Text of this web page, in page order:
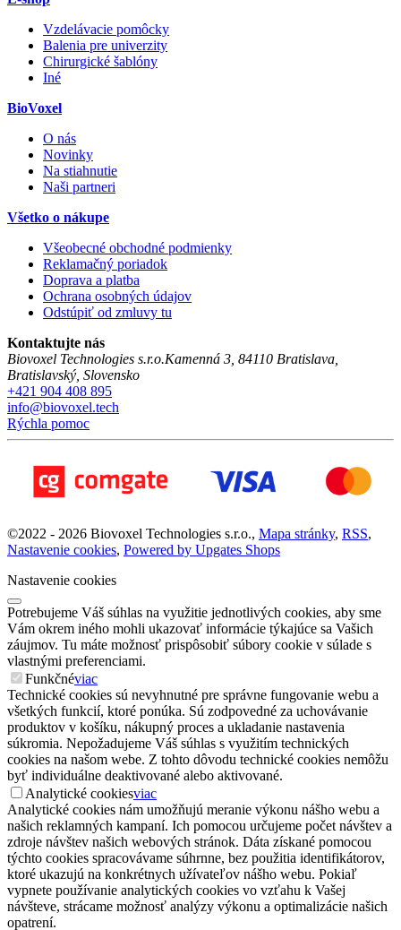
Vzdelávacie pomôcky
Balenia pre univerzity
Chirurgické šablóny
Iné
BioVoxel
O nás
Novinky
Na stiahnutie
Naši partneri
Všetko o nákupe
Všeobecné obchodné podmienky
Reklamačný poriadok
Doprava a platba
Ochrana osobných údajov
Odstúpiť od zmluvy tu
Kontaktujte nás
Biovoxel Technologies s.r.o.Kamenná 3 84110 Bratislava
Bratislavský Slovensko
+421 904 408 895
info@biovoxel.tech
Rýchla pomoc
©2022 - 2026 Biovoxel Technologies s.r.o., Mapa stránky, RSS,
Nastavenie cookies, Powered by Upgates Shops
Nastavenie cookies
Potrebujeme Váš súhlas na využitie jednotlivých cookies, aby sme
Vám okrem iného mohli ukazovať informácie týkajúce sa Vašich
záujmov. Tu máte možnosť prispôsobiť súbory cookie v súlade s
vlastnými preferenciami.
Funkčnéviac
Technické cookies sú nevyhnutné pre správne fungovanie webu a
všetkých funkcií, ktoré ponúka. Sú zodpovedné za uchovávanie
produktov v košíku, nákupný proces a ukladanie nastavenia
súkromia. Nepožadujeme Váš súhlas s využitím technických
cookies na našom webe. Z tohto dôvodu technické cookies nemôžu
byť individuálne deaktivované alebo aktivované.
Analytické cookiesviac
Analytické cookies nám umožňujú meranie výkonu nášho webu a
našich reklamných kampaní. Ich pomocou určujeme počet návštev a
zdroje návštev našich webových stránok. Dáta získané pomocou
týchto cookies spracovávame súhrnne, bez použitia identifikátorov,
ktoré ukazujú na konkrétnych užívateľov nášho webu. Pokiaľ
vypnete používanie analytických cookies vo vzťahu k Vašej
návšteve, strácame možnosť analýzy výkonu a optimalizácie našich
opatrení.